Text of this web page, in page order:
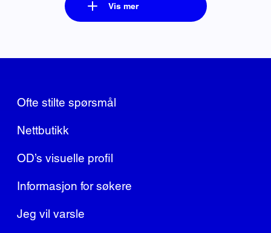
Vis mer
Ofte stilte spørsmål
Nettbutikk
OD’s visuelle profil
Informasjon for søkere
Jeg vil varsle